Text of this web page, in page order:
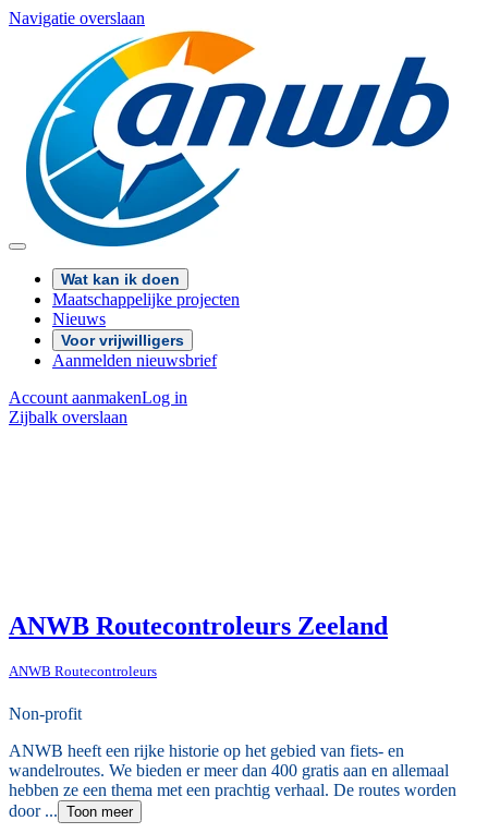
Navigatie overslaan
Wat kan ik doen
Maatschappelijke projecten
Nieuws
Voor vrijwilligers
Aanmelden nieuwsbrief
Account aanmakenLog in
Zijbalk overslaan
ANWB Routecontroleurs Zeeland
ANWB Routecontroleurs
Non-profit
ANWB heeft een rijke historie op het gebied van fiets- en
wandelroutes. We bieden er meer dan 400 gratis aan en allemaal
hebben ze een thema met een prachtig verhaal. De routes worden
door ... Toon meer